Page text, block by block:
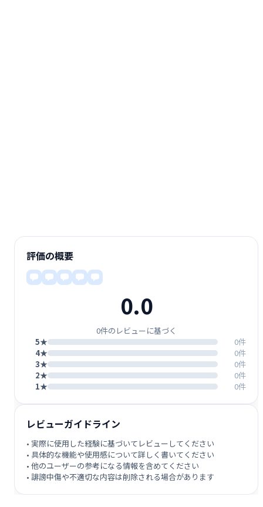
評価の概要
0.0
0件のレビューに基づく
5★
0件
4★
0件
3★
0件
2★
0件
1★
0件
レビューガイドライン
• 実際に使用した経験に基づいてレビューしてください
• 具体的な機能や使用感について詳しく書いてください
• 他のユーザーの参考になる情報を含めてください
• 誹謗中傷や不適切な内容は削除される場合があります